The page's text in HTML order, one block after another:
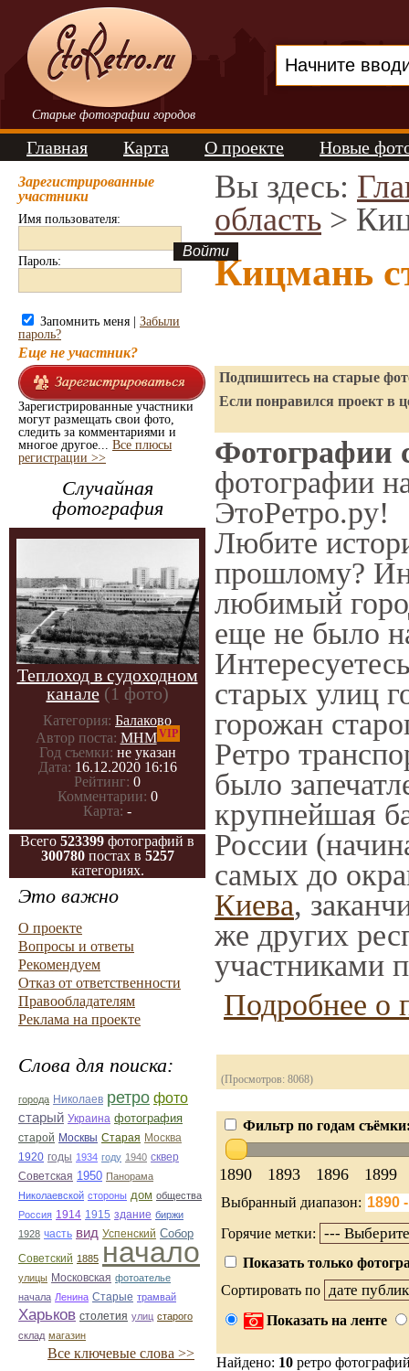
Старые фотографии городов
Главная Карта О проекте Новые
Зарегистрированные
участники
Имя пользователя:
Пароль:
Запомнить меня | Забыли
пароль?
Еще не участник?
Зарегистрированные участники
могут размещать свои фото,
следить за комментариями и
многое другое... Все плюсы
регистрации >>
Случайная
фотография
Теплоход в судоходном
канале (1 фото)
Категория: Балаково
Автор поста: МНМVIP
Год съемки: не указан
Дата: 16.12.2020 16:16
Рейтинг: 0
Комментарии: 0
Карта: -
Всего 523399 фотографий в
300780постах в 5257
категориях.
Это важно
О проекте
Вопросы и ответы
Рекомендуем
Отказ от ответственности
Правообладателям
Реклама на проекте
Слова для поиска:
города Николаев ретро фото
старый Украина фотография
старой Москвы Старая Москва
1920 годы 1934 году 1940 сквер
Советская 1950 Панорама
Николаевской стороны дом общества
Россия 1914 1915 здание биржи
1928 часть вид Успенский Собор
Советский 1885 начало
улицы Московская фотоателье
начала Ленина Старые трамвай
Харьков столетия улиц старого
склад магазин
Все ключевые слова >>
Вы здесь:
область >
Кицмань
Подпишитесь на старые
Если понравился проект в
Фотографии
фотографии
ЭтоРетро.ру!
Любите
прошлому?
любимый
еще не было
старых улиц
горожан
Ретро
было
крупнейшая
России
самых до
Киева,
же других
участниками
Подробнее о
(Просмотров: 8068)
Фильтр по годам
1890 1893 1896 1899
Выбранный диапазон:
Горячие метки:
Показать только
Сортировать по
Показать на ленте
Найдено: 10 ретро